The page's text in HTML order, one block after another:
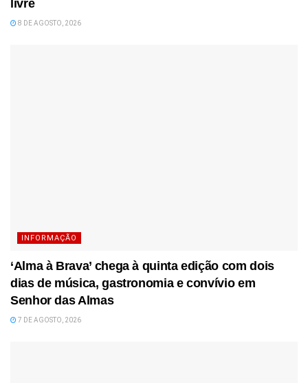
livre
8 DE AGOSTO, 2026
INFORMAÇÃO
‘Alma à Brava’ chega à quinta edição com dois
dias de música, gastronomia e convívio em
Senhor das Almas
7 DE AGOSTO, 2026